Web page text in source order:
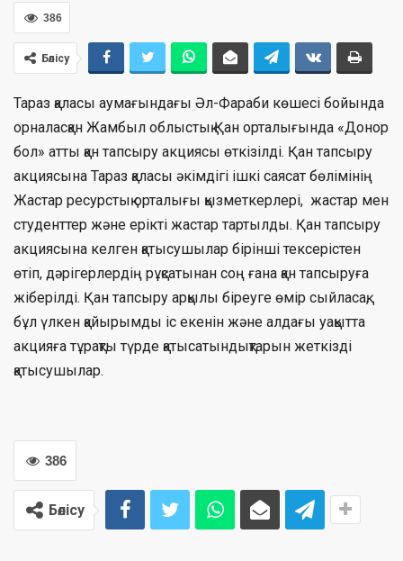
386
Бөлісу
Тараз қаласы аумағындағы Әл-Фараби көшесі бойында
орналасқан Жамбыл облыстық Қан орталығында «Донор
бол» атты қан тапсыру акциясы өткізілді. Қан тапсыру
акциясына Тараз қаласы әкімдігі ішкі саясат бөлімінің
Жастар ресурстық орталығы қызметкерлері, жастар мен
студенттер және ерікті жастар тартылды. Қан тапсыру
акциясына келген қатысушылар бірінші тексерістен
өтіп, дәрігерлердің рұқсатынан соң ғана қан тапсыруға
жіберілді. Қан тапсыру арқылы біреуге өмір сыйласақ,
бұл үлкен қайырымды іс екенін және алдағы уақытта
акцияға тұрақты түрде қатысатындықтарын жеткізді
қатысушылар.
386
Бөлісу